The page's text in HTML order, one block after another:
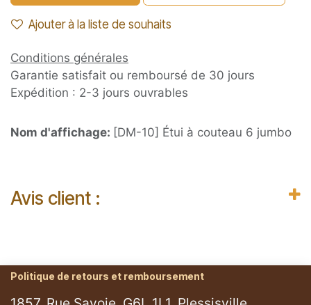
Ajouter à la liste de souhaits
Conditions générales
Garantie satisfait ou remboursé de 30 jours
Expédition : 2-3 jours ouvrables
Nom d'affichage: [DM-10] Étui à couteau 6 jumbo
Avis client :
Politique de retours et remboursement